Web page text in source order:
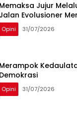
Memaksa Jujur
Jalan Evolusioner
Opini 31/07/2026
Merampok
Demokrasi
Opini 31/07/2026